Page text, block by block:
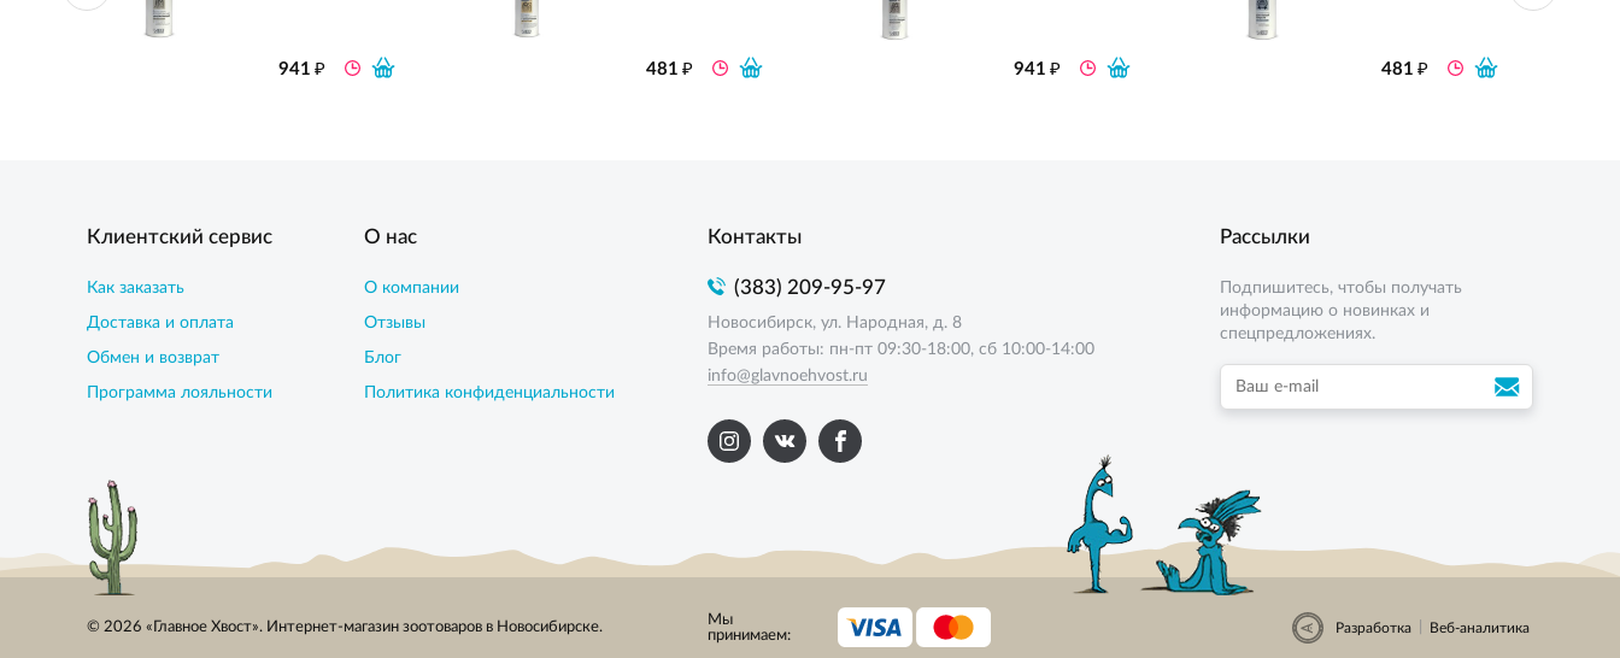
941₽ 481₽ 941₽ 481₽
Клиентский сервис
Как заказать
Доставка и оплата
Обмен и возврат
Программа лояльности
О нас
О компании
Отзывы
Блог
Политика конфиденциальности
Контакты
(383) 209-95-97
Новосибирск, ул. Народная, д. 8
Время работы: пн-пт 09:30-18:00, сб 10:00-14:00
info@glavnoehvost.ru
Рассылки
Подпишитесь, чтобы получать
информацию о новинках и
спецпредложениях.
© 2026 «Главное Хвост». Интернет-магазин зоотоваров в Новосибирске.
Мы
принимаем:
Разработка Веб-аналитика